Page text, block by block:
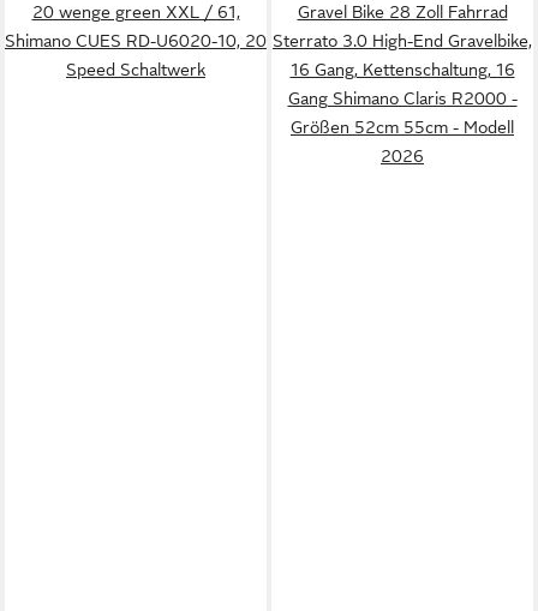
20 wenge green XXL / 61,
Shimano CUES RD-U6020-10, 20
Speed Schaltwerk
Gravel Bike 28 Zoll Fahrrad
Sterrato 3.0 High-End Gravelbike,
16 Gang, Kettenschaltung, 16
Gang Shimano Claris R2000 -
Größen 52cm 55cm - Modell
2026